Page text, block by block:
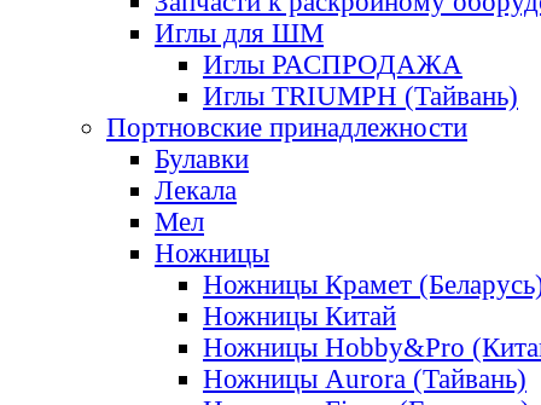
Иглы для ШМ
Иглы РАСПРОДАЖА
Иглы TRIUMPH (Тайвань)
Портновские принадлежности
Булавки
Лекала
Мел
Ножницы
Ножницы Крамет
Ножницы Китай
Ножницы Hobby&Pro
Ножницы Aurora (Тайвань)